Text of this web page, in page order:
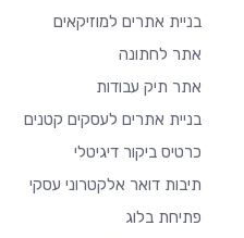
בניית אתרים למוזיקאים
אתר לחתונה
אתר תיק עבודות
בניית אתרים לעסקים קטנים
כרטיס ביקור דיגיטלי
תיבות דואר אלקטרוני עסקי
פתיחת בלוג